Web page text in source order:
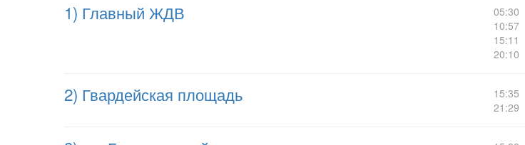
1) Главный ЖДВ 05:30
10:57
15:11
20:10
2) Гвардейская площадь 15:35
21:29